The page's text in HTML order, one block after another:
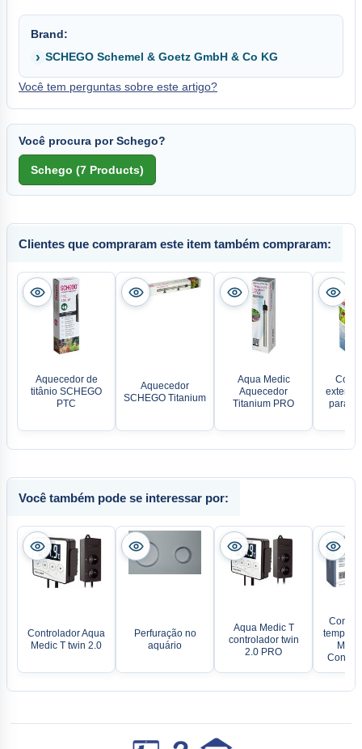
Brand:
SCHEGO Schemel & Goetz GmbH & Co KG
Você tem perguntas sobre este artigo?
Você procura por Schego?
Clientes que compraram este item também compraram:
Aquecedor de
titânio SCHEGO
PTC
Aquecedor
SCHEGO Titanium
Aqua Medic
Aquecedor
Titanium PRO
para
Você também pode se interessar por:
Controlador Aqua
Medic T twin 2.0
Perfuração no
aquário
Aqua Medic T
controlador twin
2.0 PRO